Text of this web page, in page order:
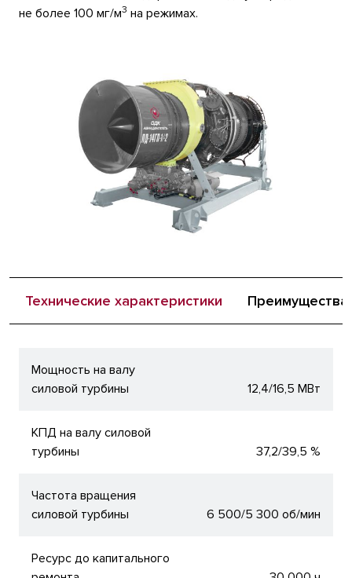
не более 100 мг/м3 на режимах.
Технические характеристики Преимущества
Мощность на валу
силовой турбины
12,4/16,5 МВт
КПД на валу силовой
турбины
37,2/39,5 %
Частота вращения
силовой турбины
6 500/5 300 об/мин
Ресурс до капитального